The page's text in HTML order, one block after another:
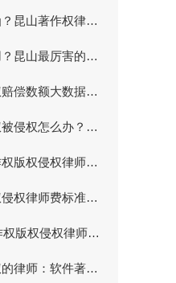
企业收到侵权函？昆山著作权律师的紧急应对策
图片作品被盗用？昆山最厉害的著作权律师维权方案
昆山著作权侵权赔偿数额大数据：律师能帮你争多少
昆山软件著作权被侵权怎么办？懂行的律师怎么选
昆山最好的著作权版权侵权律师是如何处理案件的
昆山起诉著作权侵权律师费标准与维权成本分析
2026年昆山著作权版权侵权律师推荐排行与选择指南
昆山懂知识产权的律师：软件著作权被盗版的高效索赔方案